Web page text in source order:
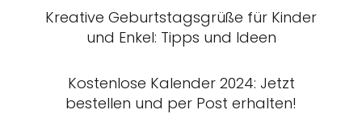
Kreative Geburtstagsgrüße für Kinder
und Enkel: Tipps und Ideen
Kostenlose Kalender 2024: Jetzt
bestellen und per Post erhalten!